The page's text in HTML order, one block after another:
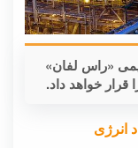
«راس لفان»
انرژی